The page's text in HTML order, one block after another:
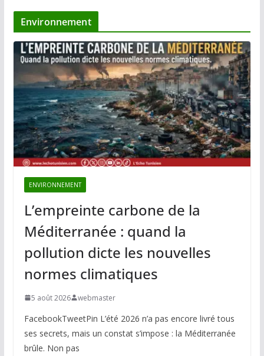
Environnement
ENVIRONNEMENT
L’empreinte carbone de la
Méditerranée : quand la
pollution dicte les nouvelles
normes climatiques
5 août 2026 webmaster
FacebookTweetPin L’été 2026 n’a pas encore livré tous
ses secrets, mais un constat s’impose : la Méditerranée
brûle. Non pas